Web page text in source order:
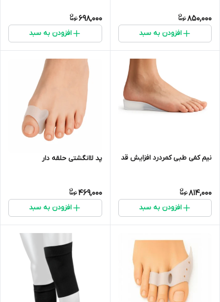
850,000
افزودن به سبد
698,000
افزودن به سبد
نیم کفی طبی کمردرد افزایش قد
814,000
افزودن به سبد
پد لاانگشتی حلقه دار
469,000
افزودن به سبد